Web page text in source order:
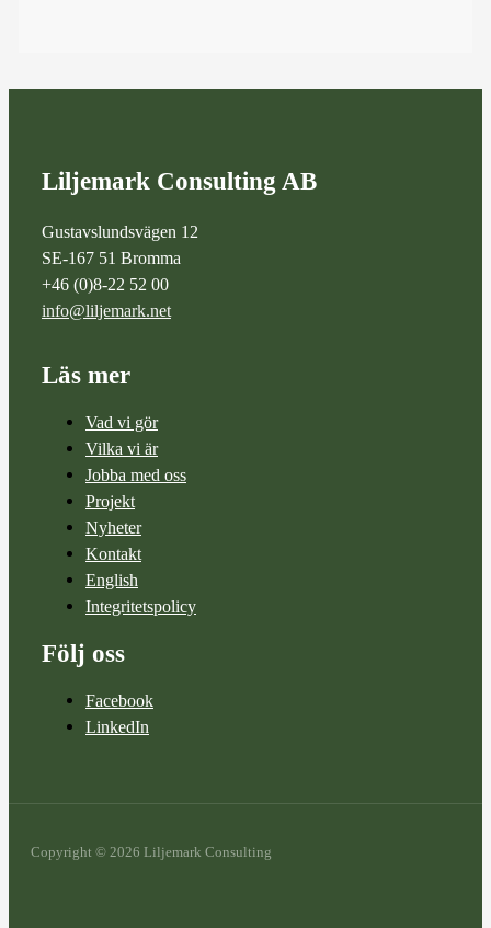
Liljemark Consulting AB
Gustavslundsvägen 12
SE-167 51 Bromma
+46 (0)8-22 52 00
info@liljemark.net
Läs mer
Vad vi gör
Vilka vi är
Jobba med oss
Projekt
Nyheter
Kontakt
English
Integritetspolicy
Följ oss
Facebook
LinkedIn
Copyright © 2026 Liljemark Consulting